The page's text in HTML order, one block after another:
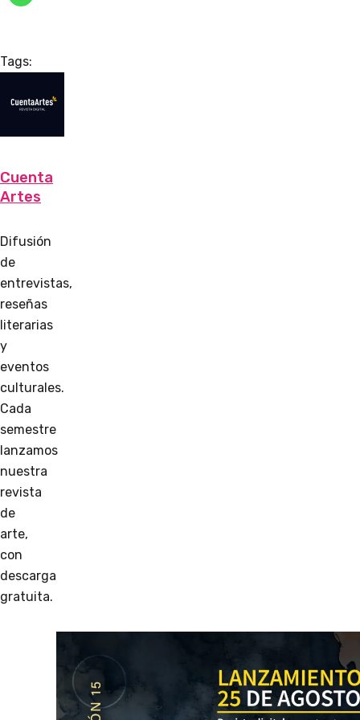
Tags:
Cuenta
Artes
Difusión
de
entrevistas,
reseñas
literarias
y
eventos
culturales.
Cada
semestre
lanzamos
nuestra
revista
de
arte,
con
descarga
gratuita.